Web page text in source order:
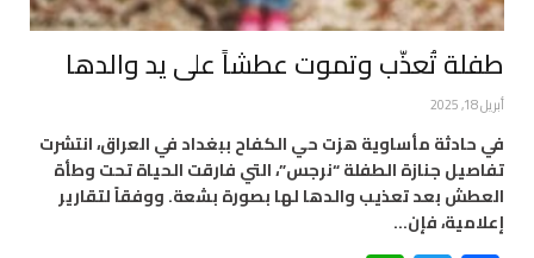
طفلة تُعذّب وتموت عطشاً على يد والدها
أبريل 18, 2025
في حادثة مأساوية هزت حي الكفاح ببغداد في العراق، انتشرت
تفاصيل جنازة الطفلة “نرجس”، التي فارقت الحياة تحت وطأة
العطش بعد تعذيب والدها لها بصورة بشعة. ووفقاً لتقارير
إعلامية، فإن…